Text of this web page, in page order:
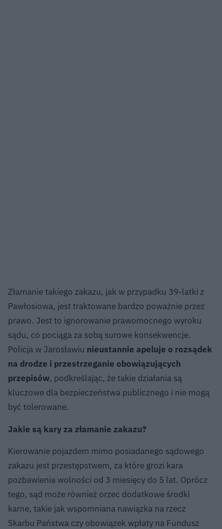
Złamanie takiego zakazu, jak w przypadku 39-latki z
Pawłosiowa, jest traktowane bardzo poważnie przez
prawo. Jest to ignorowanie prawomocnego wyroku
sądu, co pociąga za sobą surowe konsekwencje.
Policja w Jarosławiu nieustannie apeluje o rozsądek
na drodze i przestrzeganie obowiązujących
przepisów, podkreślając, że takie działania są
kluczowe dla bezpieczeństwa publicznego i nie mogą
być tolerowane.
Jakie są kary za złamanie zakazu?
Kierowanie pojazdem mimo posiadanego sądowego
zakazu jest przestępstwem, za które grozi kara
pozbawienia wolności od 3 miesięcy do 5 lat. Oprócz
tego, sąd może również orzec dodatkowe środki
karne, takie jak wspomniana nawiązka na rzecz
Skarbu Państwa czy obowiązek wpłaty na Fundusz